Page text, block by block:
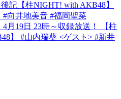
記【柱NIGHT! with AKB48】
#向井地美音 #福岡聖菜
4月19日 23時～収録放送！ 【柱
】 #山内瑞葵 <ゲスト> #新井